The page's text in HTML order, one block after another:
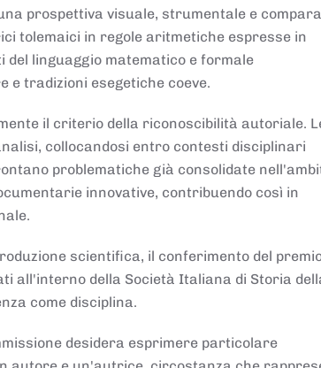
prospettiva visuale, strumentale e
tolemaici in regole aritmetiche espresse in
del linguaggio matematico e formale
e tradizioni esegetiche coeve.
il criterio della riconoscibilità autoriale.
collocandosi entro contesti disciplinari
problematiche già consolidate
innovative, contribuendo così in
scientifica, il conferimento del
all'interno della Società Italiana di Storia
come disciplina.
desidera esprimere particolare